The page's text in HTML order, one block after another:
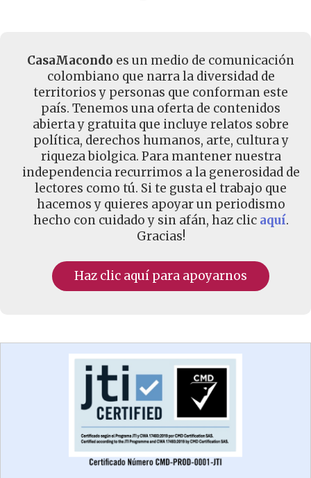
CasaMacondo es un medio de comunicación
colombiano que narra la diversidad de
territorios y personas que conforman este
país. Tenemos una oferta de contenidos
abierta y gratuita que incluye relatos sobre
política, derechos humanos, arte, cultura y
riqueza biolgica. Para mantener nuestra
independencia recurrimos a la generosidad de
lectores como tú. Si te gusta el trabajo que
hacemos y quieres apoyar un periodismo
hecho con cuidado y sin afán, haz clic aquí.
Gracias!
Haz clic aquí para apoyarnos